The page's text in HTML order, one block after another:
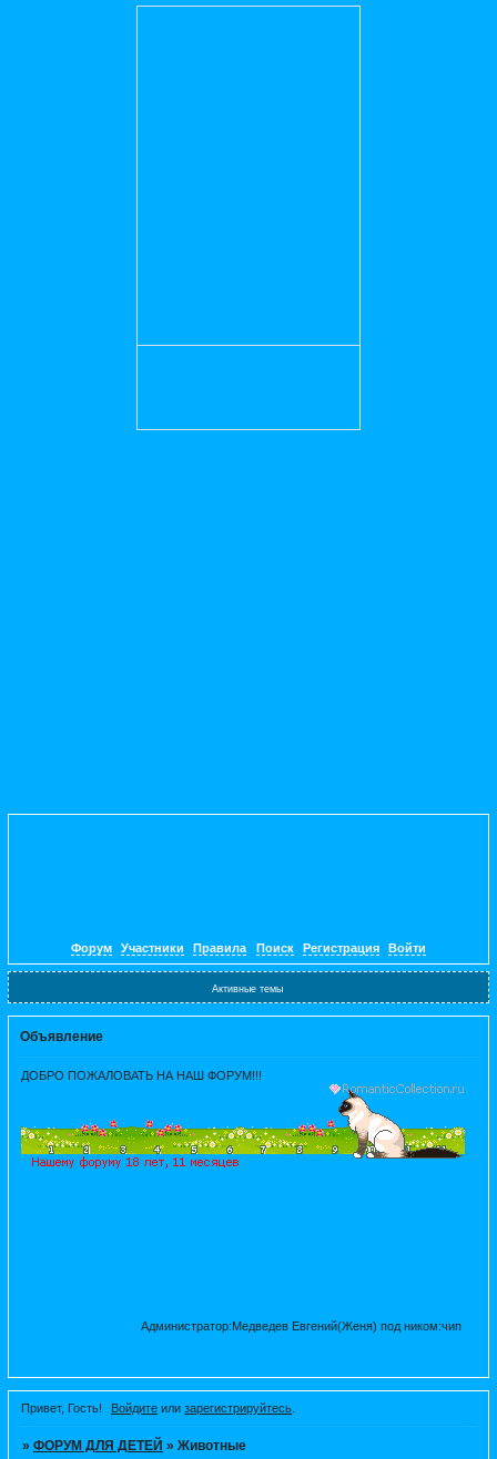
Форум Участники Правила Поиск Регистрация Войти
Активные темы
Объявление
ДОБРО ПОЖАЛОВАТЬ НА НАШ ФОРУМ!!!
Администратор:Медведев Евгений(Женя) под ником:чип
Привет, Гость! Войдите илизарегистрируйтесь
» ФОРУМ ДЛЯ ДЕТЕЙ » Животные